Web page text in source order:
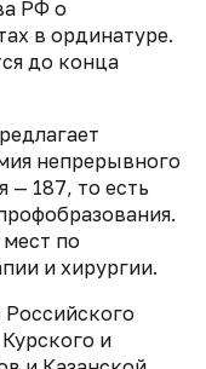
РФ о
в ординатуре.
до конца
непрерывного
— 187, то есть
по
и хирургии.
и